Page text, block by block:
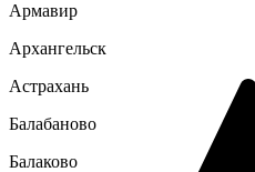
Армавир
Архангельск
Астрахань
Балабаново
Балаково